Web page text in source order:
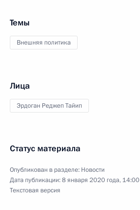
Темы
Внешняя политика
Лица
Эрдоган Реджеп Тайип
Статус материала
Опубликован в разделе: Новости
Дата публикации:8 января 2020 года, 14:00
Текстовая версия